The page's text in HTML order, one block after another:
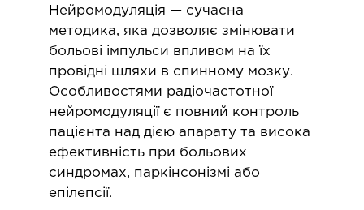
ХІРУРГІЯ
в гінекології
в онкології
в урології
в хірургії
ТА ОНКОХІРУРГІЯ
Нейромодуляція — сучасна
методика, яка дозволяє змінювати
больові імпульси впливом на їх
провідні шляхи в спинному мозку.
Особливостями радіочастотної
нейромодуляції є повний контроль
пацієнта над дією апарату та висока
ефективність при больових
синдромах, паркінсонізмі або
епілепсії.